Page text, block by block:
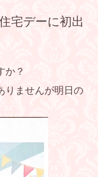
宅デーに初出
か？
りませんが明日の